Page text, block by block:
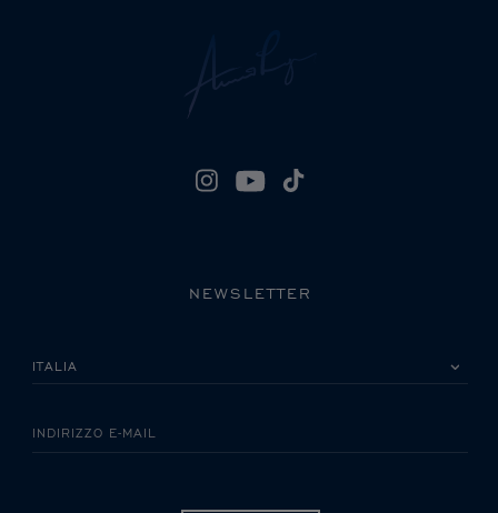
NEWSLETTER
INDIRIZZO E-MAIL